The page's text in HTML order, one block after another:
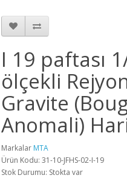
I 19 paftası
ölçekli
Gravite
Anomali)
Markalar MTA
Ürün Kodu: 31-10-JFHS-02-I-19
Stok Durumu: Stokta var